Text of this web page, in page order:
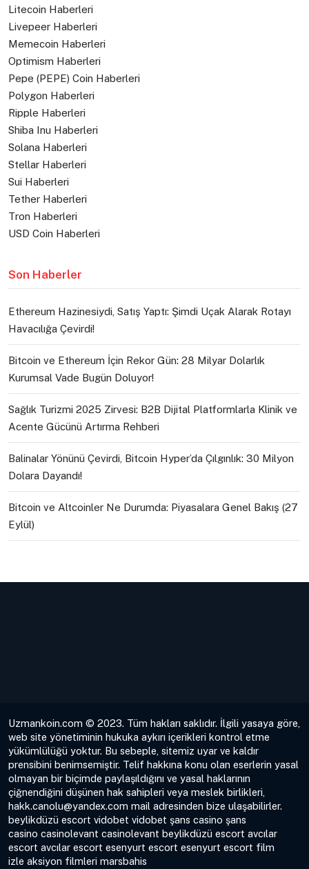
Litecoin Haberleri
Livepeer Haberleri
Memecoin Haberleri
Optimism Haberleri
Pepe (PEPE) Coin Haberleri
Polygon Haberleri
Ripple Haberleri
Shiba Inu Haberleri
Solana Haberleri
Stellar Haberleri
Sui Haberleri
Tether Haberleri
Tron Haberleri
USD Coin Haberleri
Son Haberler
Ethereum Hazinesiydi, Satış Yaptı: Şimdi Uçak Alarak Rotayı
Havacılığa Çevirdi!
Bitcoin ve Ethereum İçin Rekor Gün: 28 Milyar Dolarlık
Kurumsal Vade Bugün Doluyor!
Sağlık Turizmi 2025 Zirvesi: B2B Dijital Platformlarla Klinik ve
Acente Gücünü Artırma Rehberi
Balinalar Yönünü Çevirdi, Bitcoin Hyper’da Çılgınlık: 30 Milyon
Dolara Dayandı!
Bitcoin ve Altcoinler Ne Durumda: Piyasalara Genel Bakış (27
Eylül)
Uzmankoin.com © 2023. Tüm hakları saklıdır. İlgili yasaya göre,
web site yönetiminin hukuka aykırı içerikleri kontrol etme
yükümlülüğü yoktur. Bu sebeple, sitemiz uyar ve kaldır
prensibini benimsemiştir. Telif hakkına konu olan eserlerin yasal
olmayan bir biçimde paylaşıldığını ve yasal haklarının
çiğnendiğini düşünen hak sahipleri veya meslek birlikleri,
hakk.canolu@yandex.com mail adresinden bize ulaşabilirler.
beylikdüzü escort vidobet vidobet şans casino şans
casino casinolevant casinolevant beylikdüzü escort avcılar
escort avcılar escort esenyurt escort esenyurt escort film
izle aksiyon filmleri marsbahis